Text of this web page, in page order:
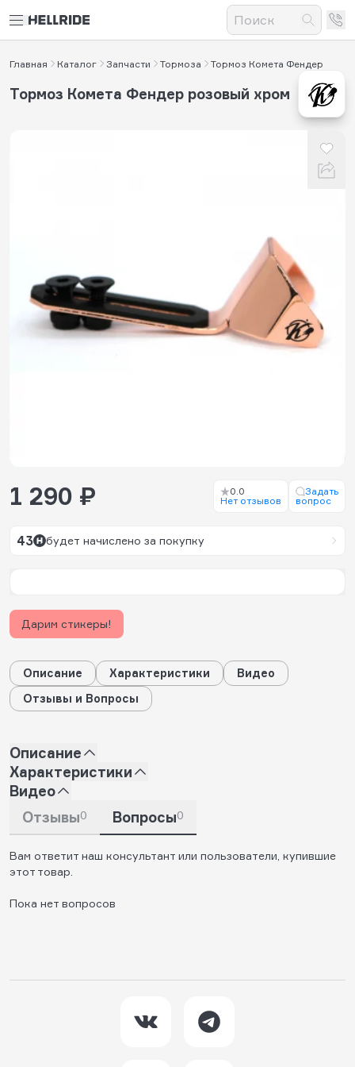
Главная Каталог Запчасти Тормоза Тормоз Комета Фендер
Тормоз Комета Фендер розовый хром
1 290 ₽
0.0
Нет отзывов
Задать
вопрос
43 будет начислено за покупку
Дарим стикеры!
Описание Характеристики
Видео
Отзывы и Вопросы
Описание
Характеристики
Видео
Отзывы0 Вопросы0
Вам ответит наш консультант или пользователи, купившие
этот товар.
Пока нет вопросов